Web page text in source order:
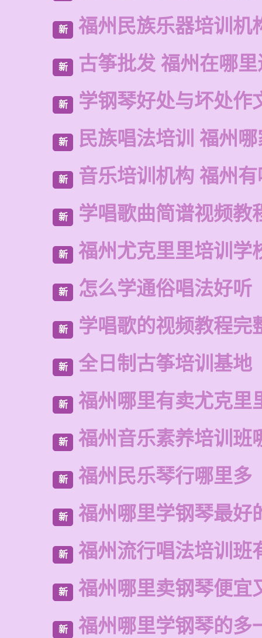
新 福州民族乐器培训机
新 古筝批发 福州在哪
新 学钢琴好处与坏处作
新 民族唱法培训 福州
新 音乐培训机构 福州
新 学唱歌曲简谱视频教
新 福州尤克里里培训学
新 怎么学通俗唱法好听
新 学唱歌的视频教程完
新 全日制古筝培训基地
新 福州哪里有卖尤克里
新 福州音乐素养培训班
新 福州民乐琴行哪里多
新 福州哪里学钢琴最好
新 福州流行唱法培训班
新 福州哪里卖钢琴便宜
新 福州哪里学钢琴的多